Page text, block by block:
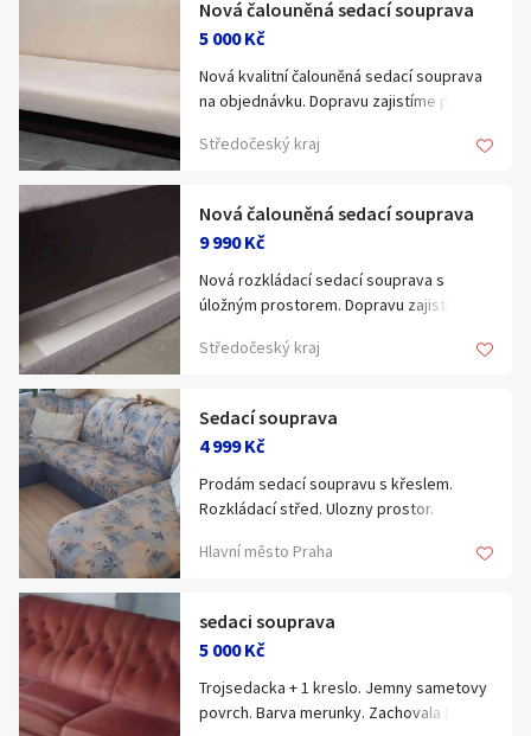
Nová čalouněná sedací souprava
5 000 Kč
Nová kvalitní čalouněná sedací souprava
na objednávku. Dopravu zajistíme po celé
Středočeský kraj
Nová čalouněná sedací souprava
9 990 Kč
Nová rozkládací sedací souprava s
úložným prostorem. Dopravu zajistíme
Středočeský kraj
Sedací souprava
4 999 Kč
Prodám sedací soupravu s křeslem.
Rozkládací střed. Ulozny prostor.
výška 86cm. Křeslo 90x90cm výška 86cm.
Hlavní město Praha
sedaci souprava
5 000 Kč
Trojsedacka + 1 kreslo. Jemny sametovy
povrch. Barva merunky. Zachovala bez
Celá ČR
Hlavní město Praha
Jihočeský kraj
Jihomoravský kraj
Zobrazit všechny regiony
Stáří inzerátu
Hledat v textu
Nabídka/poptávka
Neuvedeno
Lokalita:
Neuvedeno
Ráno Večer
Souhlasím s personalizací nabídek, zasíláním
marketingových materiálů a upozornění.